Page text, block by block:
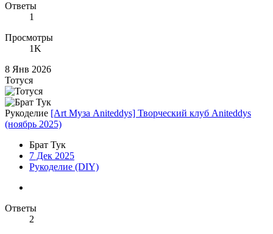
Ответы
1
Просмотры
1K
8 Янв 2026
Тотуся
Рукоделие [Art Муза Aniteddys] Творческий клуб Aniteddys
(ноябрь 2025)
Брат Тук
7 Дек 2025
Рукоделие (DIY)
Ответы
2